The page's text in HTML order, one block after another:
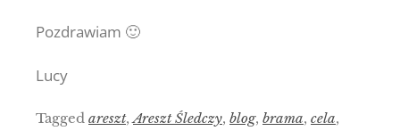
Pozdrawiam 🙂
Lucy
Tagged areszt,Areszt Śledczy, blog, brama, cela,